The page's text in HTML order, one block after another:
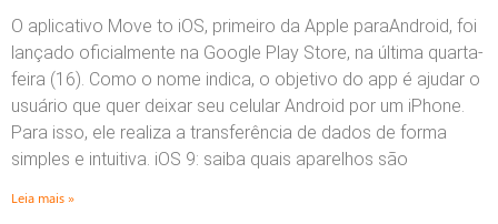
O aplicativo Move to iOS, primeiro da Apple paraAndroid, foi
lançado oficialmente na Google Play Store, na última quarta-
feira (16). Como o nome indica, o objetivo do app é ajudar o
usuário que quer deixar seu celular Android por um iPhone.
Para isso, ele realiza a transferência de dados de forma
simples e intuitiva. iOS 9: saiba quais aparelhos são
Leia mais »